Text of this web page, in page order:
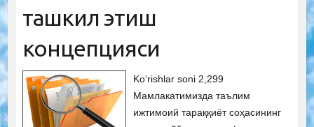
ташкил этиш
концепцияси
Ko‘rishlar soni 2,299
Мамлакатимизда таълим
ижтимоий тараққиёт соҳасининг